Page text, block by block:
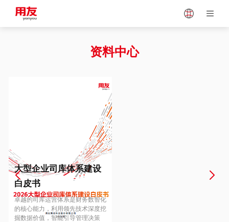
Vietnam
Europe
Hungary
资料中心
大型企业司库体系建设
白皮书
卓越的司库运营体系是财务数智化
的核心能力，利用领先技术深度挖
掘数据价值，智能引导管理决策